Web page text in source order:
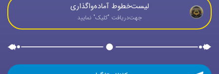
لیست‌خطوط آماده‌واگذاری
جهت‌دريافت "كليک" نماييد